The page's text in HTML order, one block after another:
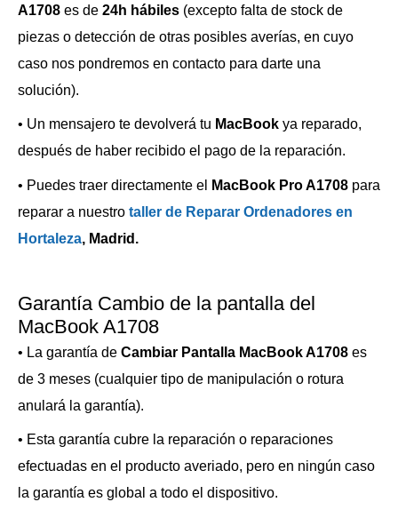
A1708 es de 24h hábiles (excepto falta de stock de
piezas o detección de otras posibles averías, en cuyo
caso nos pondremos en contacto para darte una
solución).
• Un mensajero te devolverá tu MacBook ya reparado,
después de haber recibido el pago de la reparación.
• Puedes traer directamente el MacBook Pro A1708 para
reparar a nuestro taller de Reparar Ordenadores en
Hortaleza , Madrid.
Garantía Cambio de la pantalla del
MacBook A1708
• La garantía de Cambiar Pantalla MacBook A1708 es
de 3 meses (cualquier tipo de manipulación o rotura
anulará la garantía).
• Esta garantía cubre la reparación o reparaciones
efectuadas en el producto averiado, pero en ningún caso
la garantía es global a todo el dispositivo.